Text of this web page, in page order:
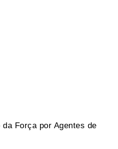
Força por Agentes de